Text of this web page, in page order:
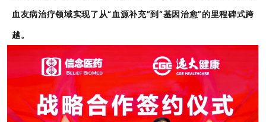
血友病治疗领域实现了从“血源补充”到“基因治愈”的里程碑式跨
越。